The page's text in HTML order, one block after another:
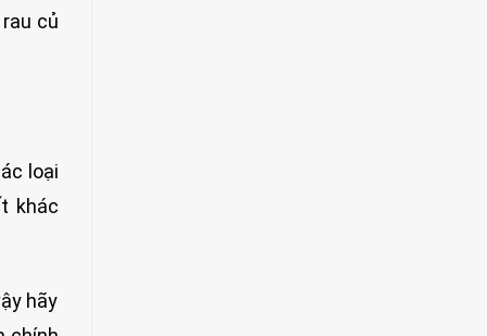
củ
loại
khác
hãy